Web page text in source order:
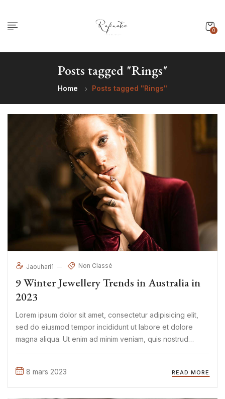
0
Posts tagged "Rings"
Home Posts tagged "Rings"
Jaouhari1 Non Classé
9 Winter Jewellery Trends in Australia in
2023
Lorem ipsum dolor sit amet, consectetur adipisicing elit,
sed do eiusmod tempor incididunt ut labore et dolore
magna aliqua. Ut enim ad minim veniam, quis nostrud
exercitation ullamco laboris nisi ut aliquip ex ea commodo
8 mars 2023
READ MORE